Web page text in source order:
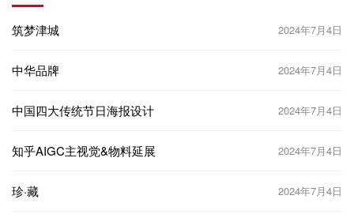
筑梦津城 2024年7月4日
中华品牌 2024年7月4日
中国四大传统节日海报设计 2024年7月4日
知乎AIGC主视觉&物料延展 2024年7月4日
珍·藏 2024年7月4日